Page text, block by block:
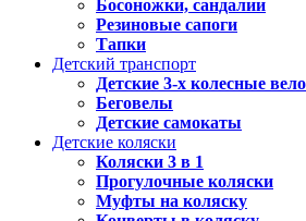
Босоножки, сандалии
Резиновые сапоги
Тапки
Детский транспорт
Детские 3-х колесные
Беговелы
Детские самокаты
Детские коляски
Коляски 3 в 1
Прогулочные коляски
Муфты на коляску